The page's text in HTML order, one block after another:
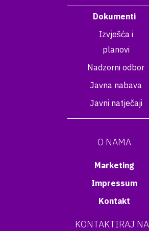
Dokumenti
Izvješća i
planovi
Nadzorni odbor
Javna nabava
Javni natječaji
O NAMA
Marketing
Impressum
Kontakt
KONTAKTIRAJ